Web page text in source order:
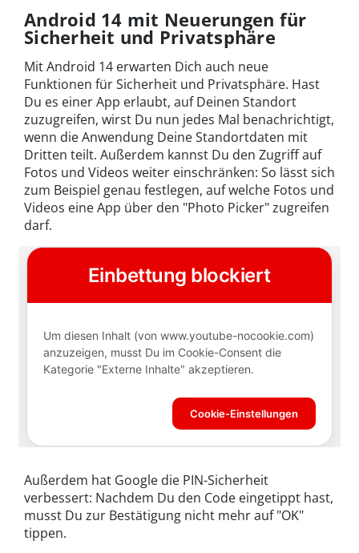
Android 14 mit Neuerungen für
Sicherheit und Privatsphäre
Mit Android 14 erwarten Dich auch neue
Funktionen für Sicherheit und Privatsphäre. Hast
Du es einer App erlaubt, auf Deinen Standort
zuzugreifen, wirst Du nun jedes Mal benachrichtigt,
wenn die Anwendung Deine Standortdaten mit
Dritten teilt. Außerdem kannst Du den Zugriff auf
Fotos und Videos weiter einschränken: So lässt sich
zum Beispiel genau festlegen, auf welche Fotos und
Videos eine App über den "Photo Picker" zugreifen
darf.
Außerdem hat Google die PIN-Sicherheit
verbessert: Nachdem Du den Code eingetippt hast,
musst Du zur Bestätigung nicht mehr auf "OK"
tippen.